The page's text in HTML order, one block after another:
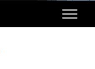
Toggle